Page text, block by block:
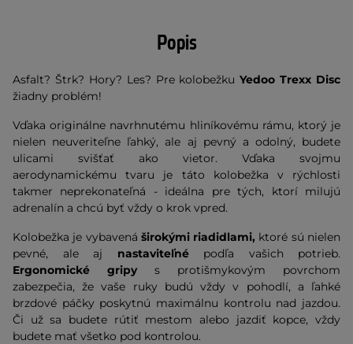
Popis
Asfalt? Štrk? Hory? Les? Pre kolobežkuYedoo Trexx Disc
žiadny problém!
Vďaka originálne navrhnutému hliníkovému rámu, ktorý je
nielen neuveriteľne ľahký, ale aj pevný a odolný, budete
ulicami svišťať ako vietor. Vďaka svojmu
aerodynamickému tvaru je táto kolobežka v rýchlosti
takmer neprekonateľná - ideálna pre tých, ktorí milujú
adrenalín a chcú byť vždy o krok vpred.
Kolobežka je vybavená širokými riadidlami, ktoré sú nielen
pevné, ale aj nastaviteľnépodľa vašich potrieb.
Ergonomické gripy s protišmykovým povrchom
zabezpečia, že vaše ruky budú vždy v pohodlí, a ľahké
brzdové páčky poskytnú maximálnu kontrolu nad jazdou.
Či už sa budete rútiť mestom alebo jazdiť kopce, vždy
budete mať všetko pod kontrolou.